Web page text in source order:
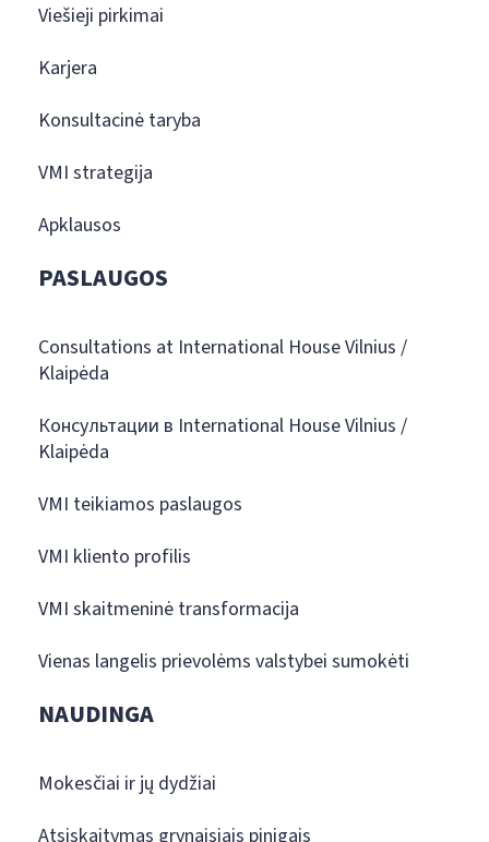
Viešieji pirkimai
Karjera
Konsultacinė taryba
VMI strategija
Apklausos
PASLAUGOS
Consultations at International House Vilnius /
Klaipėda
Консультации в International House Vilnius /
Klaipėda
VMI teikiamos paslaugos
VMI kliento profilis
VMI skaitmeninė transformacija
Vienas langelis prievolėms valstybei sumokėti
NAUDINGA
Mokesčiai ir jų dydžiai
Atsiskaitymas grynaisiais pinigais